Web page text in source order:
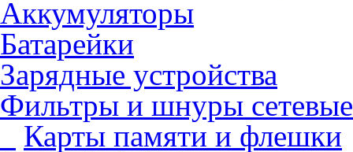
Аккумуляторы
Батарейки
Зарядные устройства
Фильтры и шнуры сетевые
Карты памяти и флешки